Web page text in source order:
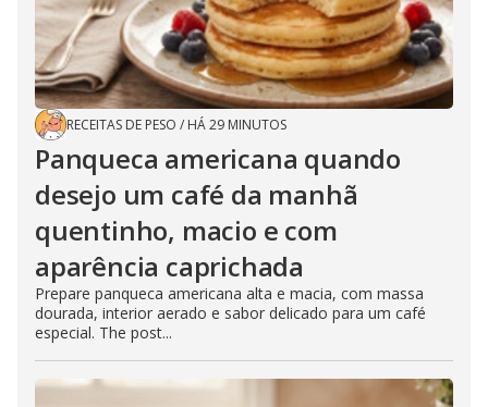
RECEITAS DE PESO / HÁ 29 MINUTOS
Panqueca americana quando
desejo um café da manhã
quentinho, macio e com
aparência caprichada
Prepare panqueca americana alta e macia, com massa
dourada, interior aerado e sabor delicado para um café
especial. The post...